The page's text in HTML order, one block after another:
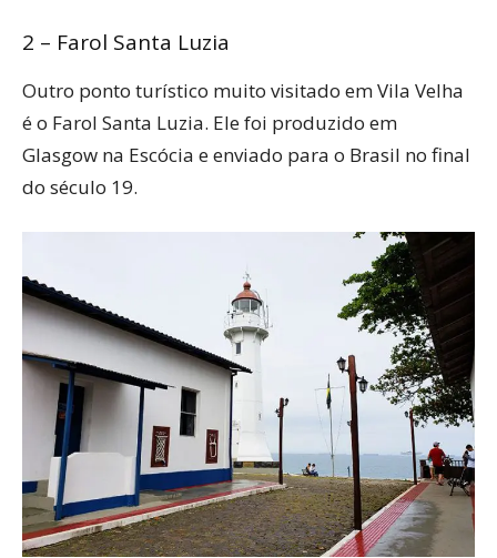
2 – Farol Santa Luzia
Outro ponto turístico muito visitado em Vila Velha
é o Farol Santa Luzia. Ele foi produzido em
Glasgow na Escócia e enviado para o Brasil no final
do século 19.